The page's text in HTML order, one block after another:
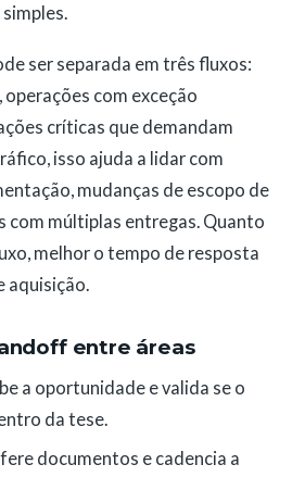
ser separada em três fluxos:
com exceção
críticas que demandam
isso ajuda a lidar com
mudanças de escopo de
com múltiplas entregas. Quanto
melhor o tempo de resposta
aquisição.
entre áreas
a oportunidade e valida se o
da tese.
documentos e cadencia a